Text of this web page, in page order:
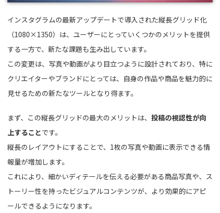
インスタグラムの最新アップデートで導入された縦長グリッド化
（1080×1350）は、ユーザーにとっていくつかのメリットを提供
する一方で、新たな課題も生み出しています。
この変更は、写真や動画がより目立つように設計されており、特に
クリエイターやブランドにとっては、自身の作品や商品を魅力的に
見せるための新たなツールとなり得ます。
まず、この縦長グリッドの最大のメリットは、 投稿の視認性が向
上することです。
縦長のレイアウトにすることで、1枚の写真や動画に表示できる情
報量が増加します。
これにより、細かいディテールを伝える必要がある商品写真や、ス
トーリー性を持ったビジュアルコンテンツが、より効果的にアピ
ールできるようになります。